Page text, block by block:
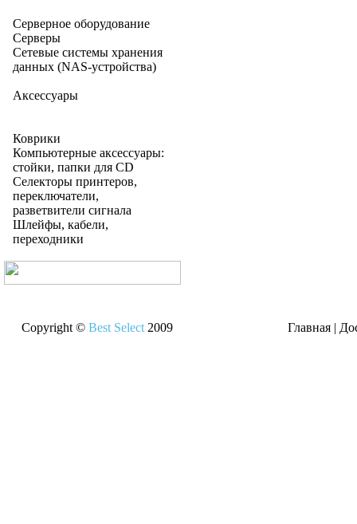
Серверное оборудование
Серверы
Сетевые системы хранения
данных (NAS-устройства)
Аксессуары
Коврики
Компьютерные аксессуары:
стойки, папки для CD
Селекторы принтеров,
переключатели,
разветвители сигнала
Шлейфы, кабели,
переходники
Copyright © Best Select2009 Главная |